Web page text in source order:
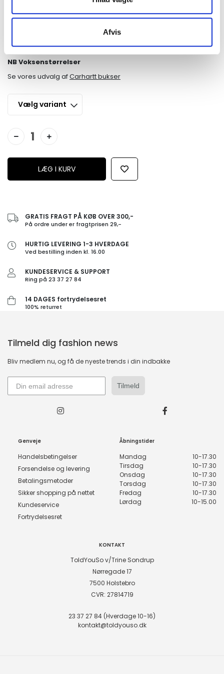
Afvis
Front pleats
Square Label
NB Voksenstørrelser
Se vores udvalg afCarhartt bukser
GRATIS FRAGT PÅ KØB OVER 300,-
På ordre under er fragtprisen 29,-
HURTIG LEVERING 1-3 HVERDAGE
Ved bestilling inden kl. 16.00
KUNDESERVICE & SUPPORT
Ring på 23 37 27 84
14 DAGES fortrydelsesret
100% returret
Tilmeld dig fashion news
Bliv medlem nu, og få de nyeste trends i din indbakke
Tilmeld
Genveje
Handelsbetingelser
Forsendelse og levering
Betalingsmetoder
Sikker shopping på nettet
Kundeservice
Fortrydelsesret
Åbningstider
Mandag
10-17.30
Tirsdag
10-17.30
Onsdag
10-17.30
Torsdag
10-17.30
Fredag
10-17.30
Lørdag
10-15.00
KONTAKT
ToldYouSo v/Trine Sondrup
Nørregade 17
7500 Holstebro
CVR: 27814719
23 37 27 84 (Hverdage 10-16)
kontakt@toldyouso.dk